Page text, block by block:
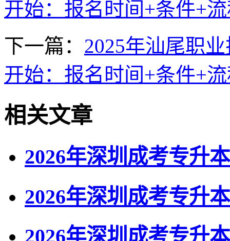
开始：报名时间+条件+
下一篇： 2025年汕尾职
开始：报名时间+条件+
相关文章
2026年深圳成考专升
2026年深圳成考专升
2026年深圳成考专升